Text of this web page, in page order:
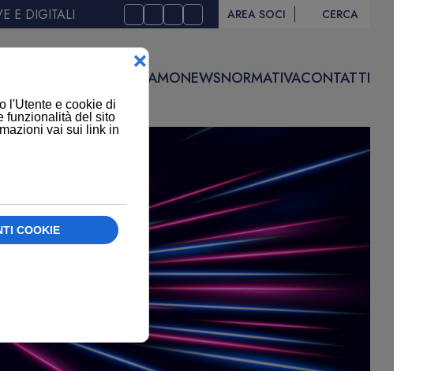
E DIGITALI AREA SOCI CERCA
CHI SIAMONEWSNORMATIVACONTATTI